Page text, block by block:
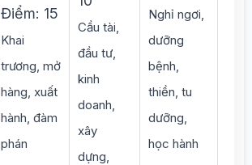
Điểm: 15
Khai
trương, mở
hàng, xuất
hành, đàm
phán
Cầu tài,
đầu tư,
kinh
doanh,
xây
dựng,
Nghỉ ngơi,
dưỡng
bệnh,
thiền, tu
dưỡng,
học hành